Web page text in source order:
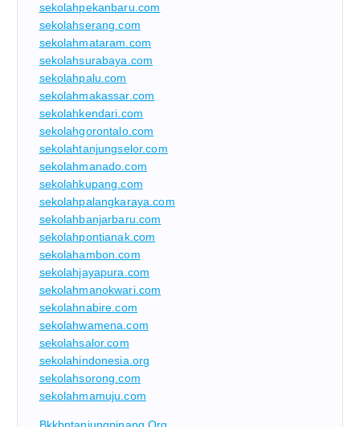
sekolahpekanbaru.com
sekolahserang.com
sekolahmataram.com
sekolahsurabaya.com
sekolahpalu.com
sekolahmakassar.com
sekolahkendari.com
sekolahgorontalo.com
sekolahtanjungselor.com
sekolahmanado.com
sekolahkupang.com
sekolahpalangkaraya.com
sekolahbanjarbaru.com
sekolahpontianak.com
sekolahambon.com
sekolahjayapura.com
sekolahmanokwari.com
sekolahnabire.com
sekolahwamena.com
sekolahsalor.com
sekolahindonesia.org
sekolahsorong.com
sekolahmamuju.com